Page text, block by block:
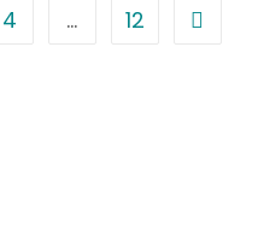
4 … 12